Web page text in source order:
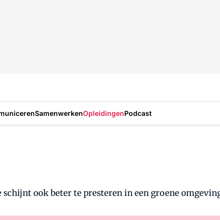
SamenwerkenOpleidingenPodcast
ook beter te presteren in een groene